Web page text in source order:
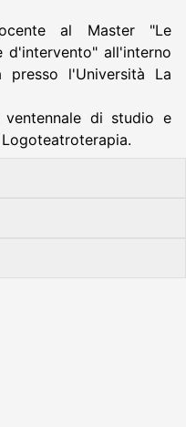
al Master "Le
all'interno
l'Università La
ventennale di studio e